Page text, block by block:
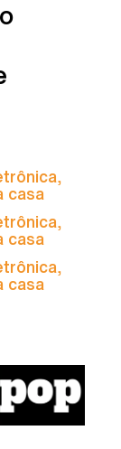
casa
casa
casa